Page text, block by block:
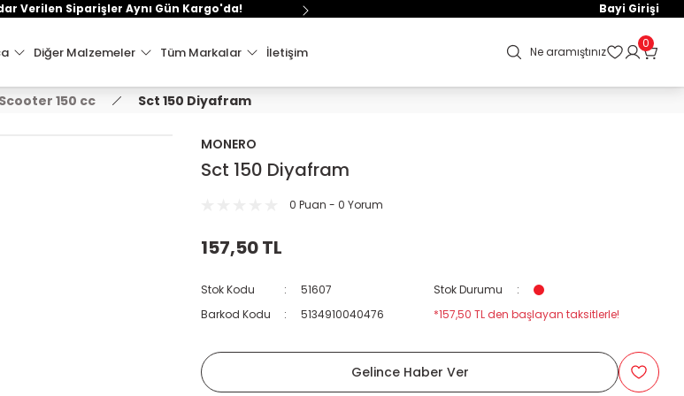
Verilen Siparişler Aynı Gün Kargo'da! Bayi Girişi
Diğer Malzemeler Tüm Markalar İletişim Ne aramıştınız
0
Scooter 150 cc Sct 150 Diyafram
MONERO
Sct 150 Diyafram
0 Puan - 0 Yorum
157,50 TL
Stok Kodu 51607
Stok Durumu
Barkod Kodu
5134910040476 *157,50 TL den başlayan taksitlerle!
Gelince Haber Ver